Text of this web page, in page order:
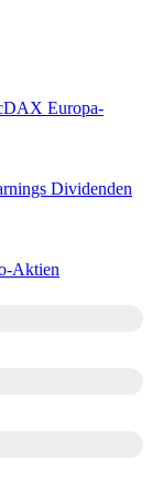
Europa-
Dividenden
Aktien